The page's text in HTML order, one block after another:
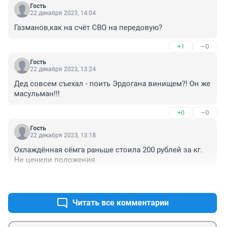
Гость
22 декабря 2023, 14:04
Газманов,как на счёт СВО на передовую?
+1 –0
Гость
22 декабря 2023, 13:24
Дед совсем съехал - поить Эрдогана винищем?! Он же
масульман!!!
+0 –0
Гость
22 декабря 2023, 13:18
Охлаждённая сёмга раньше стоила 200 рублей за кг.
Не ценили положения.
Читать все комментарии